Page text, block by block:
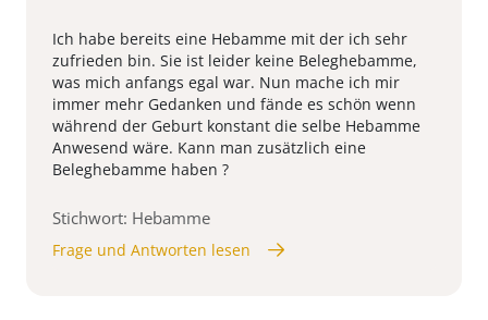
Ich habe bereits eine Hebamme mit der ich sehr
zufrieden bin. Sie ist leider keine Beleghebamme,
was mich anfangs egal war. Nun mache ich mir
immer mehr Gedanken und fände es schön wenn
während der Geburt konstant die selbe Hebamme
Anwesend wäre. Kann man zusätzlich eine
Beleghebamme haben ?
Stichwort: Hebamme
Frage und Antworten lesen